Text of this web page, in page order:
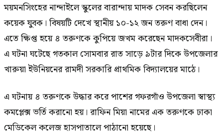
ময়মনসিংহের নান্দাইলে স্কুলের বারান্দায় মাদক সেবন করছিলেন
কয়েক যুবক। বিষয়টি দেখে স্থানীয় ১০-১২ জন তরুণ বাধা দেন।
এতে ক্ষিপ্ত হয়ে ৪ তরুণকে কুপিয়ে জখম করেছেন মাদকসেবীরা।
এ ঘটনা ঘটেছে গতকাল সোমবার রাত সাড়ে ৯টার দিকে উপজেলার
খারুয়া ইউনিয়নের রামদী সরকারি প্রাথমিক বিদ্যালয়ের মাঠে।
এ ঘটনায় ৪ তরুণকে উদ্ধার করে পাশের গফরগাঁও উপজেলা স্বাস্থ্য
কমপ্লেক্স ভর্তি করানো হয়। রাফিন মিয়া নামের এক তরুণকে ঢাকা
মেডিকেল কলেজ হাসপাতালে পাঠানো হয়েছে।